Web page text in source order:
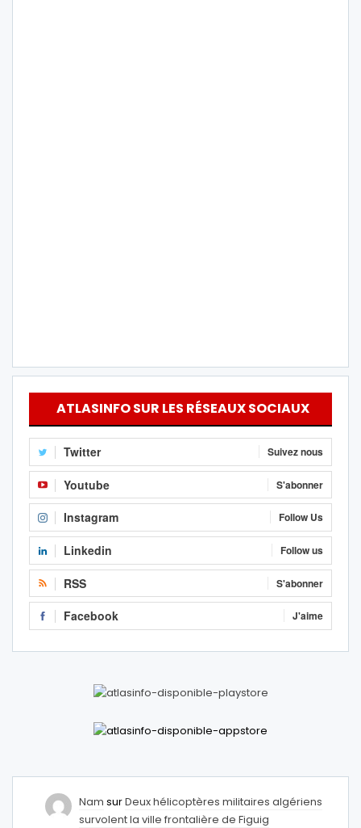
ATLASINFO SUR LES RÉSEAUX SOCIAUX
Twitter Suivez nous
Youtube S'abonner
Instagram Follow Us
Linkedin Follow us
RSS S'abonner
Facebook J'aime
Nam surDeux hélicoptères militaires algériens
survolent la ville frontalière de Figuig